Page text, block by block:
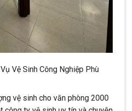
Vệ Sinh Công Nghiệp Phù
vệ sinh cho văn phòng 2000